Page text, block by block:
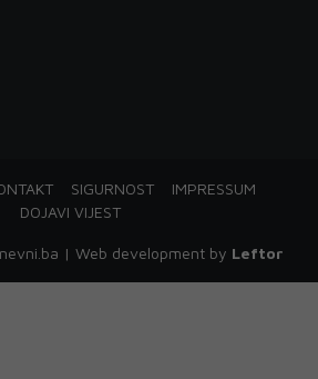
SIGURNOST
IMPRESSUM
DOJAVI VIJEST
| Web development by Leftor